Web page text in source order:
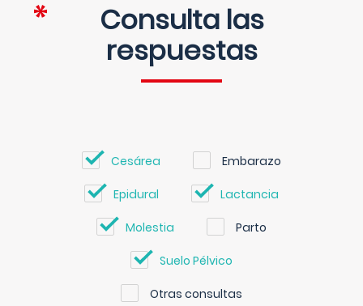
Consulta las
respuestas
Cesárea Embarazo
Epidural Lactancia
Molestia Parto
Suelo Pélvico
Otras consultas